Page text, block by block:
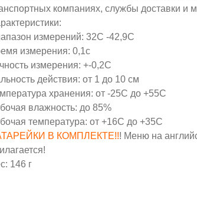
компаниях, службы доставки и
измерений: 32С -42,9С
измерения: 0,1с
измерения: +-0,2С
действия: от 1 до 10 см
хранения: от -25С до +55С
влажность: до 85%
температура: от +16С до +35С
В КОМПЛЕКТЕ!!! Меню на
146 г